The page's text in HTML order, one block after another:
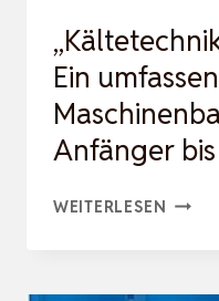
Ein
Anfänger
WEITERLESEN